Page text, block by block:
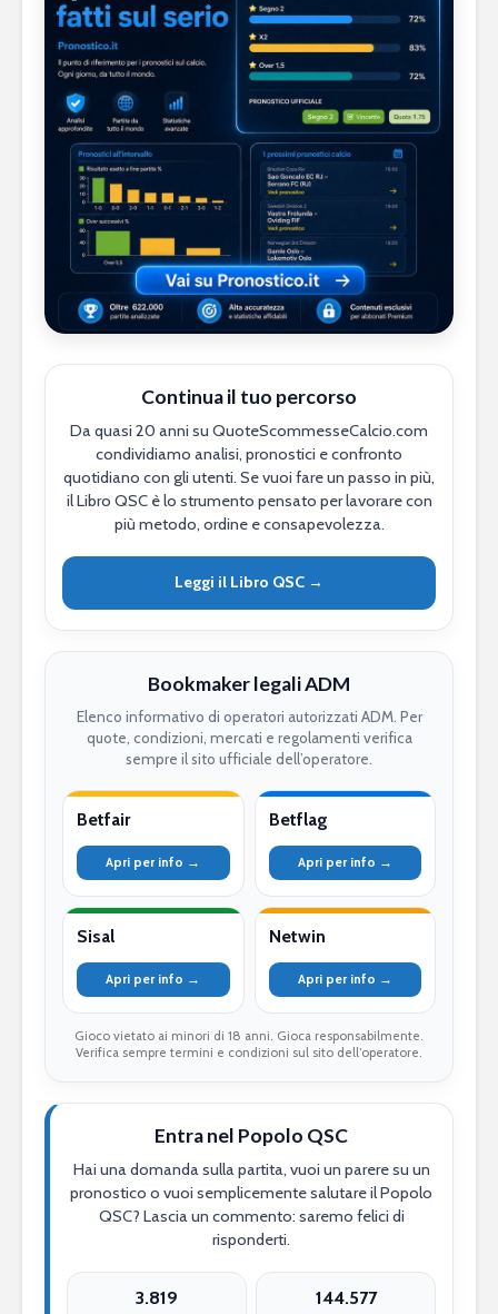
Continua il tuo percorso
Da quasi 20 anni su QuoteScommesseCalcio.com
condividiamo analisi, pronostici e confronto
quotidiano con gli utenti. Se vuoi fare un passo in più,
il Libro QSC è lo strumento pensato per lavorare con
più metodo, ordine e consapevolezza.
Leggi il Libro QSC →
Bookmaker legali ADM
Elenco informativo di operatori autorizzati ADM. Per
quote, condizioni, mercati e regolamenti verifica
sempre il sito ufficiale dell’operatore.
Betfair
Apri per info →
Betflag
Apri per info →
Sisal
Apri per info →
Netwin
Apri per info →
Gioco vietato ai minori di 18 anni. Gioca responsabilmente.
Verifica sempre termini e condizioni sul sito dell’operatore.
Entra nel Popolo QSC
Hai una domanda sulla partita, vuoi un parere su un
pronostico o vuoi semplicemente salutare il Popolo
QSC? Lascia un commento: saremo felici di
risponderti.
3.819 144.577